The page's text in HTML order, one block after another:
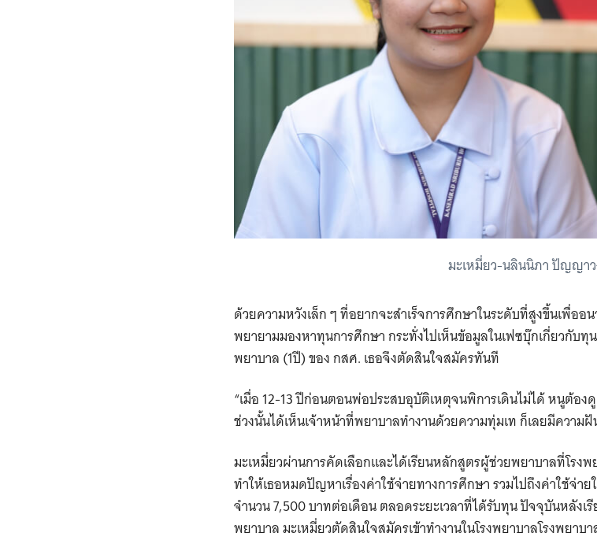
มะเหมี่ยว-นลินนิภา ปัญญา
ด้วยความหวังเล็ก ๆ ที่อยากจะสำเร็จการศึกษาในระดับที่สูงขึ้นเพื่ออ
พยายามมองหาทุนการศึกษา กระทั่งไปเห็นข้อมูลในเฟซบุ๊กเกี่ยวกับ
พยาบาล (1ปี) ของ กสศ. เธอจึงตัดสินใจสมัครทันที
“เมื่อ 12-13 ปีก่อนตอนพ่อประสบอุบัติเหตุจนพิการเดินไม่ได้ หนูต้อ
ช่วงนั้นได้เห็นเจ้าหน้าที่พยาบาลทำงานด้วยความทุ่มเท ก็เลยมีความ
มะเหมี่ยวผ่านการคัดเลือกและได้เรียนหลักสูตรผู้ช่วยพยาบาลที่โรงพ
ทำให้เธอหมดปัญหาเรื่องค่าใช้จ่ายทางการศึกษา รวมไปถึงค่าใช้จ่า
จำนวน 7,500 บาทต่อเดือน ตลอดระยะเวลาที่ได้รับทุน ปัจจุบันหลัง
พยาบาล มะเหมี่ยวตัดสินใจสมัครเข้าทำงานในโรงพยาบาลโรงพยาบ